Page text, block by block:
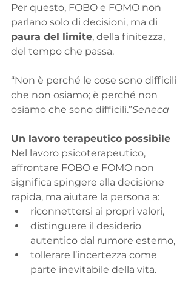
Per questo, FOBO e FOMO non
parlano solo di decisioni, ma di
paura del limite, della finitezza,
del tempo che passa.
“Non è perché le cose sono difficili
che non osiamo; è perché non
osiamo che sono difficili.”Seneca
Un lavoro terapeutico possibile
Nel lavoro psicoterapeutico,
affrontare FOBO e FOMO non
significa spingere alla decisione
rapida, ma aiutare la persona a:
riconnettersi ai propri valori,
distinguere il desiderio
autentico dal rumore esterno,
tollerare l’incertezza come
parte inevitabile della vita.